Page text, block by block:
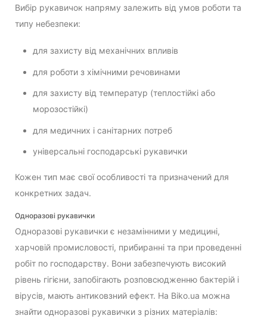
Вибір рукавичок напряму залежить від умов роботи та
типу небезпеки:
для захисту від механічних впливів
для роботи з хімічними речовинами
для захисту від температур (теплостійкі або
морозостійкі)
для медичних і санітарних потреб
універсальні господарські рукавички
Кожен тип має свої особливості та призначений для
конкретних задач.
Одноразові рукавички
Одноразові рукавички є незамінними у медицині,
харчовій промисловості, прибиранні та при проведенні
робіт по господарству. Вони забезпечують високий
рівень гігієни, запобігають розповсюдженню бактерій і
вірусів, мають антиковзний ефект. На Biko.ua можна
знайти одноразові рукавички з різних матеріалів: